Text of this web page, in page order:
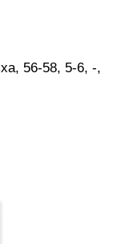
56-58, 5-6, -,